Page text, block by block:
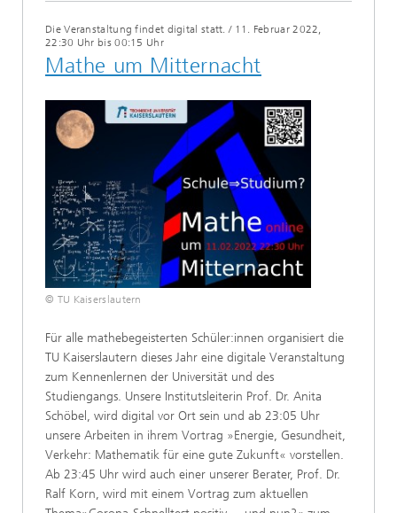
Die Veranstaltung findet digital statt. / 11. Februar 2022,
22:30 Uhr bis 00:15 Uhr
Mathe um Mitternacht
© TU Kaiserslautern
Für alle mathebegeisterten Schüler:innen organisiert die
TU Kaiserslautern dieses Jahr eine digitale Veranstaltung
zum Kennenlernen der Universität und des
Studiengangs. Unsere Institutsleiterin Prof. Dr. Anita
Schöbel, wird digital vor Ort sein und ab 23:05 Uhr
unsere Arbeiten in ihrem Vortrag »Energie, Gesundheit,
Verkehr: Mathematik für eine gute Zukunft« vorstellen.
Ab 23:45 Uhr wird auch einer unserer Berater, Prof. Dr.
Ralf Korn, wird mit einem Vortrag zum aktuellen